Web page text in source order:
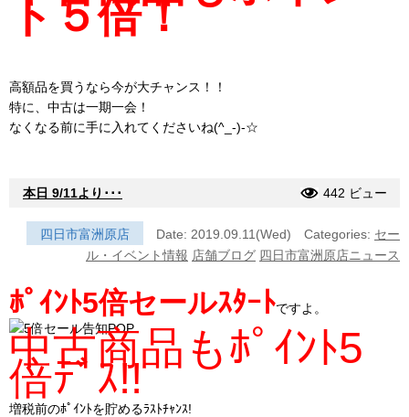
ト５倍！
高額品を買うなら今が大チャンス！！
特に、中古は一期一会！
なくなる前に手に入れてくださいね(^_-)-☆
本日 9/11より･･･ 442 ビュー
四日市富洲原店 Date: 2019.09.11(Wed) Categories: セー
ル・イベント情報 店舗ブログ 四日市富洲原店ニュース
ﾎﾟｲﾝﾄ5倍セールｽﾀｰﾄですよ。
中古商品もﾎﾟｲﾝﾄ5
倍ﾃﾞｽ!!
増税前のﾎﾟｲﾝﾄを貯めるﾗｽﾄﾁｬﾝｽ!